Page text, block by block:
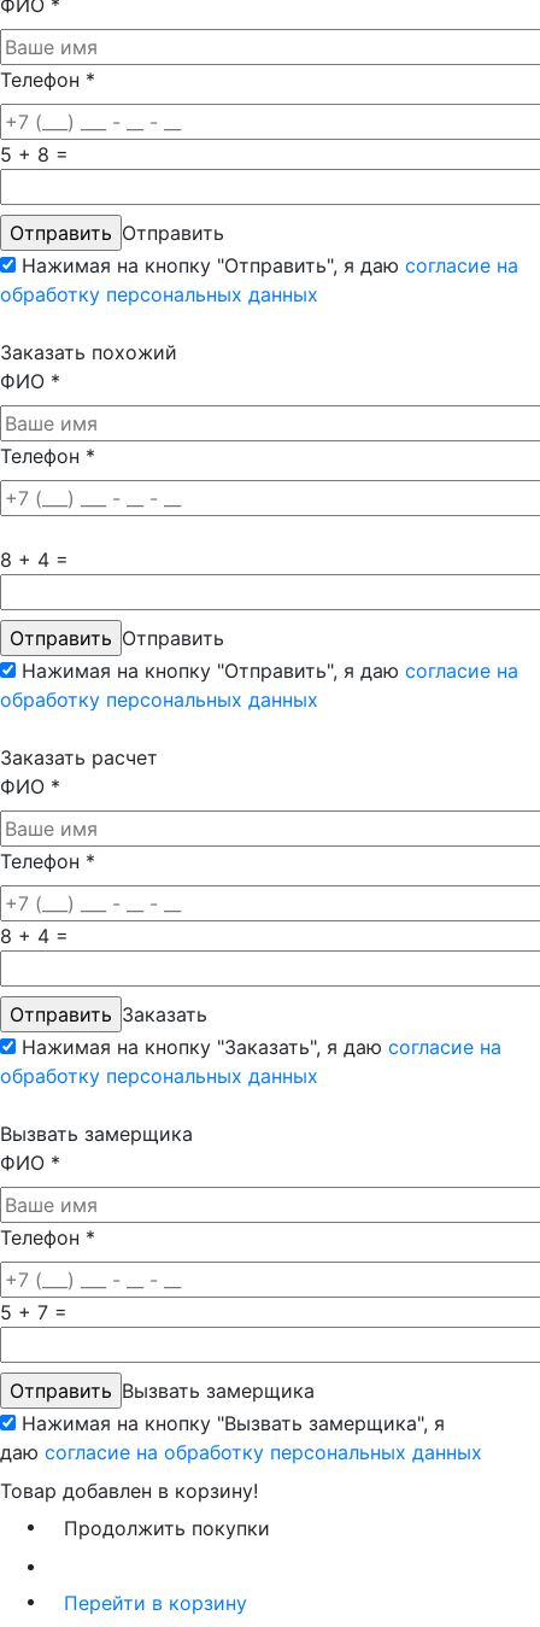
Телефон *
5 + 8 =
Отправить
Нажимая на кнопку "Отправить", я даю согласие на
обработку персональных данных
Заказать похожий
ФИО *
Телефон *
8 + 4 =
Отправить
Нажимая на кнопку "Отправить", я даю согласие на
обработку персональных данных
Заказать расчет
ФИО *
Телефон *
8 + 4 =
Заказать
Нажимая на кнопку "Заказать", я даю согласие на
обработку персональных данных
Вызвать замерщика
ФИО *
Телефон *
5 + 7 =
Вызвать замерщика
Нажимая на кнопку "Вызвать замерщика", я
даю согласие на обработку персональных данных
Товар добавлен в корзину!
Продолжить покупки
Перейти в корзину